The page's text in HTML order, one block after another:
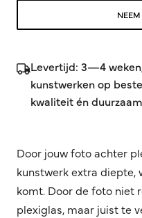
Levertijd: 3—4
kunstwerken op
kwaliteit én
Door jouw foto achter
kunstwerk extra diepte,
komt. Door de foto niet
plexiglas, maar juist te